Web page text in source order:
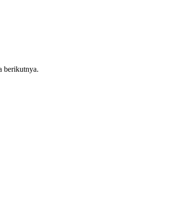
berikutnya.